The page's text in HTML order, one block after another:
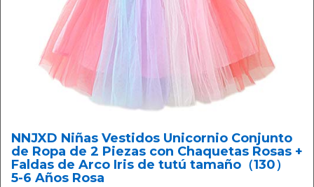
NNJXD Niñas Vestidos Unicornio Conjunto
de Ropa de 2 Piezas con Chaquetas Rosas +
Faldas de Arco Iris de tutú tamaño（130）
5-6 Años Rosa